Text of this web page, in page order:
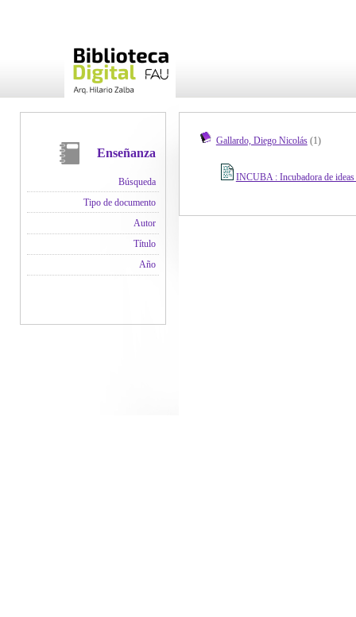
Enseñanza
Búsqueda
Tipo de documento
Autor
Título
Año
Gallardo, Diego Nicolás(1)
INCUBA : Incubadora de ideas